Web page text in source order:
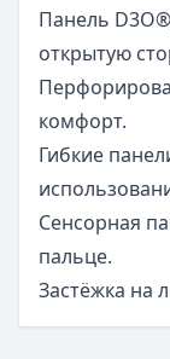
Панель
открытую
комфорт.
Гибкие
Сенсорная
пальце.
Застёжка на